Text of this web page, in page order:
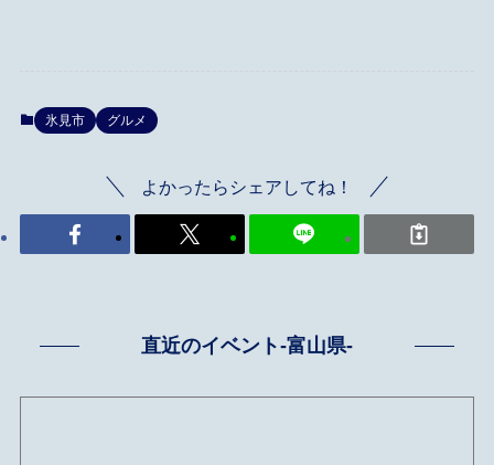
氷見市 グルメ
よかったらシェアしてね！
直近のイベント-富山県-